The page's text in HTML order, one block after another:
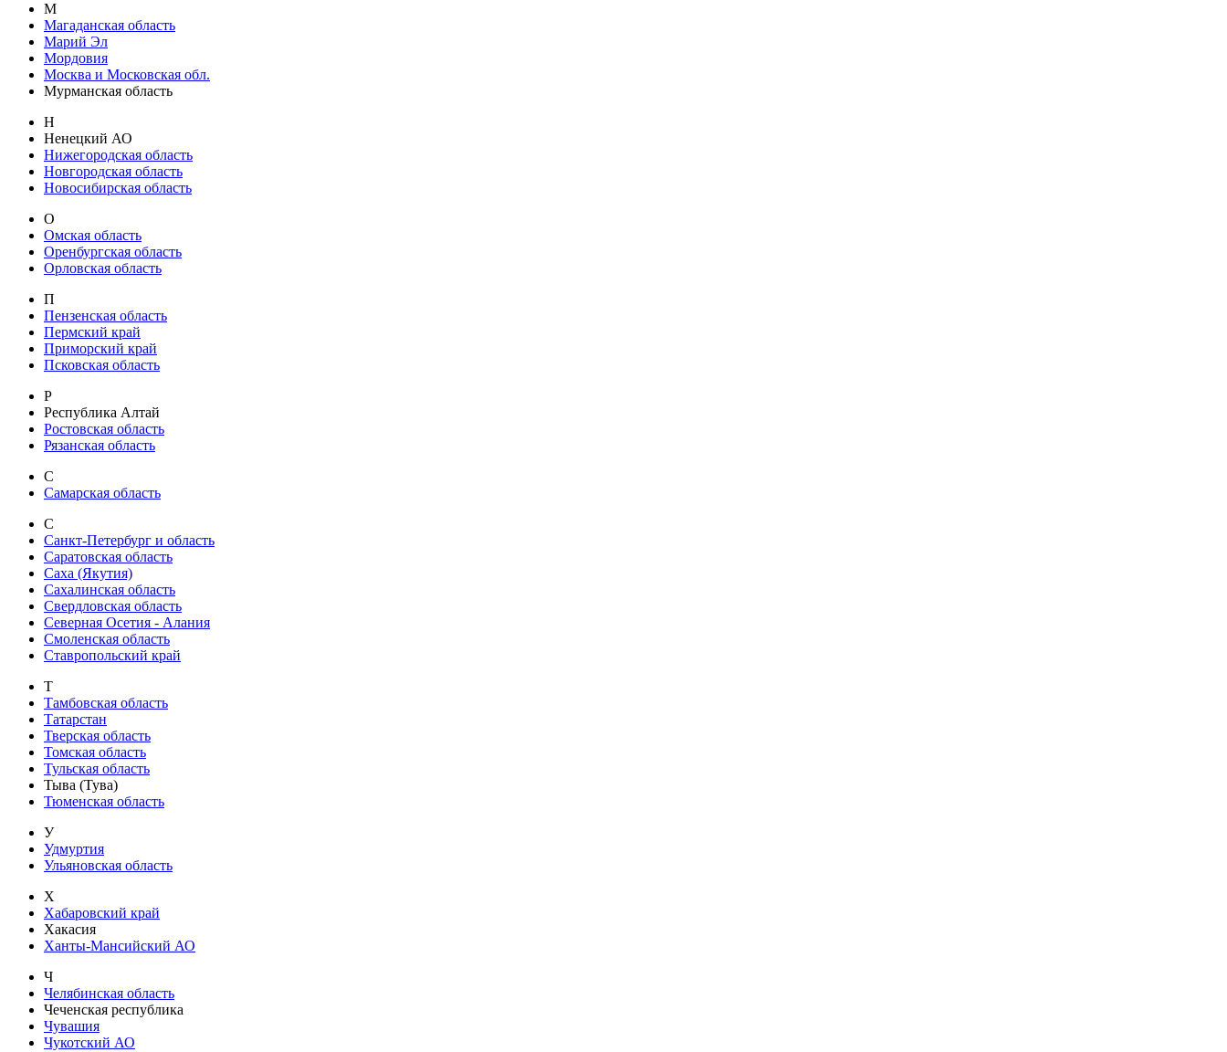
М
Магаданская область
Марий Эл
Мордовия
Москва и Московская обл.
Мурманская область
Н
Ненецкий АО
Нижегородская область
Новгородская область
Новосибирская область
О
Омская область
Оренбургская область
Орловская область
П
Пензенская область
Пермский край
Приморский край
Псковская область
Р
Республика Алтай
Ростовская область
Рязанская область
С
Самарская область
С
Санкт-Петербург и область
Саратовская область
Саха (Якутия)
Сахалинская область
Свердловская область
Северная Осетия - Алания
Смоленская область
Ставропольский край
Т
Тамбовская область
Татарстан
Тверская область
Томская область
Тульская область
Тыва (Тува)
Тюменская область
У
Удмуртия
Ульяновская область
Х
Хабаровский край
Хакасия
Ханты-Мансийский АО
Ч
Челябинская область
Чеченская республика
Чувашия
Чукотский АО